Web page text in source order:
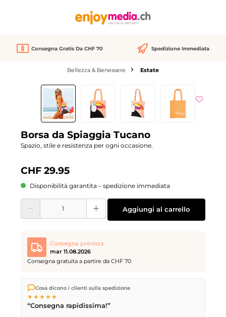
Consegna Gratis Da CHF 70 Spedizione Immediata
Bellezza & Benessere Estate
Salta la galleria di immagini
We Love
Borsa da Spiaggia Tucano
Spazio, stile e resistenza per ogni occasione.
CHF 29.95
Disponibilità garantita – spedizione immediata
Quantità del prodotto: inserisci la quantità desiderata o usa i pulsanti per
Aggiungi al carrello
Consegna prevista
mar 11.08.2026
Consegna gratuita a partire da CHF 70
Spediamo direttamente dal nostro magazzino a Kriens, in
Svizzera.Consegna gratuitaa partire da
effettuati entro le
giorno lavorativo successivo
Cosa dicono i clienti sulla spedizione
★★★★★
“Consegna rapidissima!”